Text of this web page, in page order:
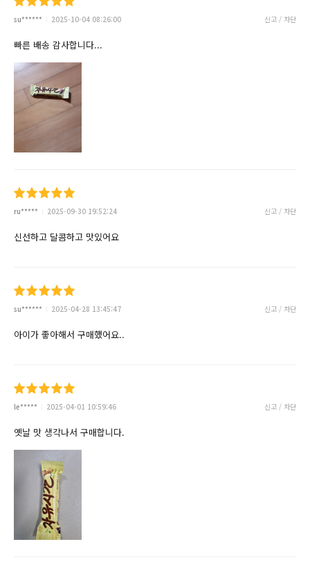
su****** 2025-10-04 08:26:00 신고 / 차단
빠른 배송 감사합니다...
ru***** 2025-09-30 19:52:24 신고 / 차단
신선하고 달콤하고 맛있어요
su****** 2025-04-28 13:45:47 신고 / 차단
아이가 좋아해서 구매했어요..
le***** 2025-04-01 10:59:46 신고 / 차단
옛날 맛 생각나서 구매합니다.